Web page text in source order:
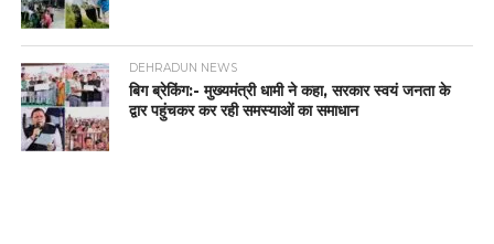
DEHRADUN NEWS
बिग ब्रेकिंग:- मुख्यमंत्री धामी ने कहा, सरकार स्वयं जनता के
द्वार पहुंचकर कर रही समस्याओं का समाधान